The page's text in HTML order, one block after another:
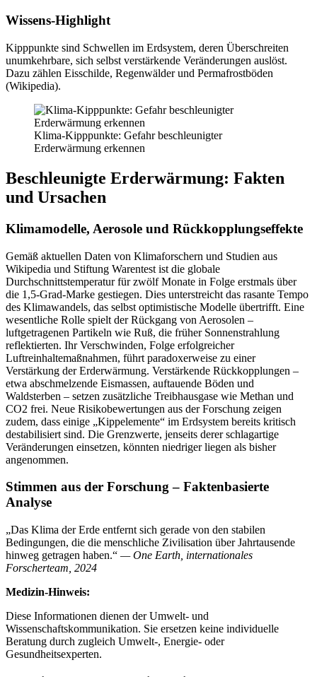
Wissens-Highlight
Kipppunkte sind Schwellen im Erdsystem, deren Überschreiten
unumkehrbare, sich selbst verstärkende Veränderungen auslöst.
Dazu zählen Eisschilde, Regenwälder und Permafrostböden
(Wikipedia).
Klima-Kipppunkte: Gefahr beschleunigter
Erderwärmung erkennen
Beschleunigte Erderwärmung: Fakten
und Ursachen
Klimamodelle, Aerosole und Rückkopplungseffekte
Gemäß aktuellen Daten von Klimaforschern und Studien aus
Wikipedia und Stiftung Warentest ist die globale
Durchschnittstemperatur für zwölf Monate in Folge erstmals über
die 1,5-Grad-Marke gestiegen. Dies unterstreicht das rasante Tempo
des Klimawandels, das selbst optimistische Modelle übertrifft. Eine
wesentliche Rolle spielt der Rückgang von Aerosolen –
luftgetragenen Partikeln wie Ruß, die früher Sonnenstrahlung
reflektierten. Ihr Verschwinden, Folge erfolgreicher
Luftreinhaltemaßnahmen, führt paradoxerweise zu einer
Verstärkung der Erderwärmung. Verstärkende Rückkopplungen –
etwa abschmelzende Eismassen, auftauende Böden und
Waldsterben – setzen zusätzliche Treibhausgase wie Methan und
CO2 frei. Neue Risikobewertungen aus der Forschung zeigen
zudem, dass einige „Kippelemente“ im Erdsystem bereits kritisch
destabilisiert sind. Die Grenzwerte, jenseits derer schlagartige
Veränderungen einsetzen, könnten niedriger liegen als bisher
angenommen.
Stimmen aus der Forschung – Faktenbasierte
Analyse
„Das Klima der Erde entfernt sich gerade von den stabilen
Bedingungen, die die menschliche Zivilisation über Jahrtausende
hinweg getragen haben.“ — One Earth, internationales
Forscherteam, 2024
Medizin-Hinweis:
Diese Informationen dienen der Umwelt- und
Wissenschaftskommunikation. Sie ersetzen keine individuelle
Beratung durch zugleich Umwelt-, Energie- oder
Gesundheitsexperten.